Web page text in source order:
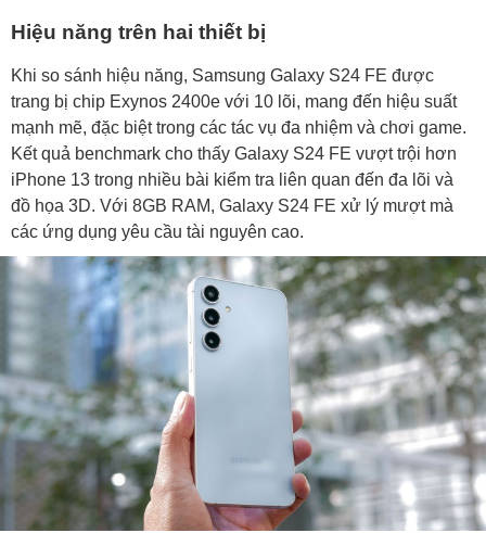
Hiệu năng trên hai thiết bị
Khi so sánh hiệu năng, Samsung Galaxy S24 FE được
trang bị chip Exynos 2400e với 10 lõi, mang đến hiệu suất
mạnh mẽ, đặc biệt trong các tác vụ đa nhiệm và chơi game.
Kết quả benchmark cho thấy Galaxy S24 FE vượt trội hơn
iPhone 13 trong nhiều bài kiểm tra liên quan đến đa lõi và
đồ họa 3D. Với 8GB RAM, Galaxy S24 FE xử lý mượt mà
các ứng dụng yêu cầu tài nguyên cao.